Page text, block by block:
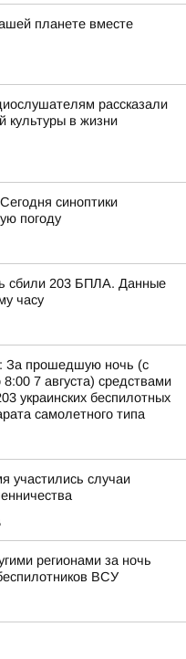
планете вместе
рассказали
культуры в жизни
синоптики
погоду
сбили 203 БПЛА. Данные
часу
За прошедшую ночь (с
8:00 7 августа) средствами
украинских беспилотных
самолетного типа
участились случаи
регионами за ночь
ВСУ